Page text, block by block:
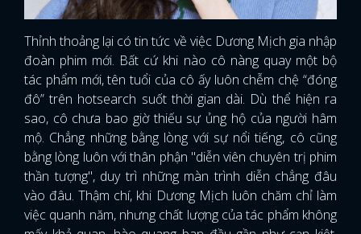
Thỉnh thoảng lại có tin tức về việc Dương Mịch gia nhập
đoàn phim mới. Bất cứ khi nào cô nàng quay một bộ
tác phẩm mới, tên tuổi của cô ấy luôn chễm chệ “đóng
đô” trên hotsearch suốt thời gian dài. Dù thể hiện ra
sao, cô chưa bao giờ thiếu sự ủng hộ của người hâm
mộ. Chẳng những bằng lòng với sự nổi tiếng, cô cũng
bằng lòng luôn với thân phận "diễn viên chuyên trị phim
thần tượng", duy trì những màn trình diễn chẳng đâu
vào đâu. Thậm chí, khi Dương Mịch luôn chăm chỉ làm
việc quanh năm, nhưng chất lượng của tác phẩm không